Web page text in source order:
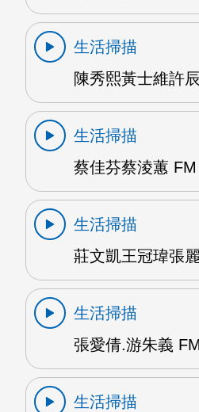
生活掃描
陳秀熙黃士維許
生活掃描
蔡佳芬蔡淩蕙 FM
生活掃描
莊文凱王冠瑋張
生活掃描
張愛倩.游朱義
生活掃描